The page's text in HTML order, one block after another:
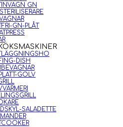
GN
GN-PLÅT
DISH
GOLV
SALADETTE